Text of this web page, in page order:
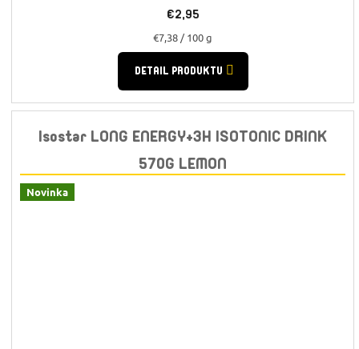
€2,95
Jednotková
cena:
€7,38 / 100 g
DETAIL PRODUKTU
Isostar LONG ENERGY+3H ISOTONIC DRINK
570G LEMON
Novinka